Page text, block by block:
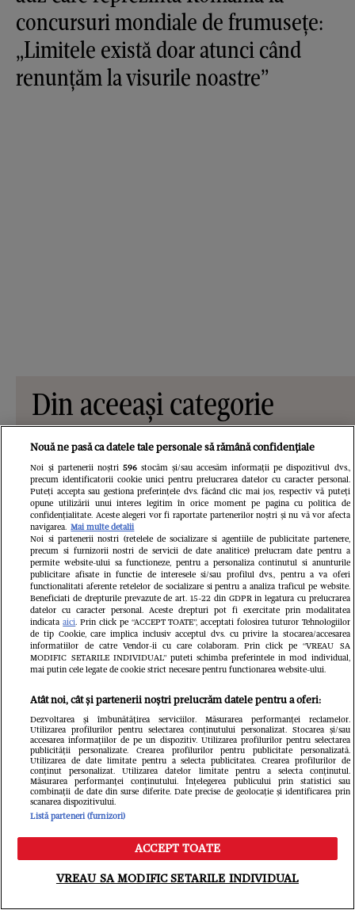
concursuri mondiale de frumusețe:
„Limitele există doar atunci când
renunțăm la visurile noastre”
Din aceeași categorie
VEDETE SI EVENIMENTE
Cine este Roxana Vașniuc. A lucrat la
Etno TV, de unde a fost concediată,
VEDETE
Ce s-a
Cornel
devenit
este
Meniu Caută
Nouă ne pasă ca datele tale personale să rămână confidențiale
Noi și partenerii noștri 596stocăm și/sau accesăm informații pe dispozitivul dvs.,
precum identificatorii cookie unici pentru prelucrarea datelor cu caracter personal.
Puteți accepta sau gestiona preferințele dvs. făcând clic mai jos, respectiv vă puteți
opune utilizării unui interes legitim în orice moment pe pagina cu politica de
confidențialitate. Aceste alegeri vor fi raportate partenerilor noștri și nu vă vor afecta
navigarea. Mai multe detalii
Noi si partenerii nostri (retelele de socializare si agentiile de publicitate partenere,
precum si furnizorii nostri de servicii de date analitice) prelucram date pentru a
permite website-ului sa functioneze, pentru a personaliza continutul si anunturile
publicitare afisate in functie de interesele si/sau profilul dvs., pentru a va oferi
functionalitati aferente retelelor de socializare si pentru a analiza traficul pe website.
Beneficiati de drepturile prevazute de art. 15-22 din GDPR in legatura cu prelucrarea
datelor cu caracter personal. Aceste drepturi pot fi exercitate prin modalitatea
indicataaici. Prin click pe “ACCEPT TOATE”, acceptati folosirea tuturor Tehnologiilor
de tip Cookie, care implica inclusiv acceptul dvs. cu privire la stocarea/accesarea
informatiilor de catre Vendor-ii cu care colaboram. Prin click pe “VREAU SA
MODIFIC SETARILE INDIVIDUAL” puteti schimba preferintele in mod individual,
mai putin cele legate de cookie strict necesare pentru functionarea website-ului.
Atât noi, cât și partenerii noștri prelucrăm datele pentru a oferi:
Dezvoltarea și îmbunătățirea serviciilor. Măsurarea performanței reclamelor.
Utilizarea profilurilor pentru selectarea conținutului personalizat. Stocarea și/sau
accesarea informațiilor de pe un dispozitiv. Utilizarea profilurilor pentru selectarea
publicității personalizate. Crearea profilurilor pentru publicitate personalizată.
Utilizarea de date limitate pentru a selecta publicitatea. Crearea profilurilor de
conținut personalizat. Utilizarea datelor limitate pentru a selecta conținutul.
Măsurarea performanței conținutului. Înțelegerea publicului prin statistici sau
combinații de date din surse diferite. Date precise de geolocație și identificarea prin
scanarea dispozitivului.
Listă parteneri (furnizori)
ACCEPT TOATE
VREAU SA MODIFIC SETARILE INDIVIDUAL